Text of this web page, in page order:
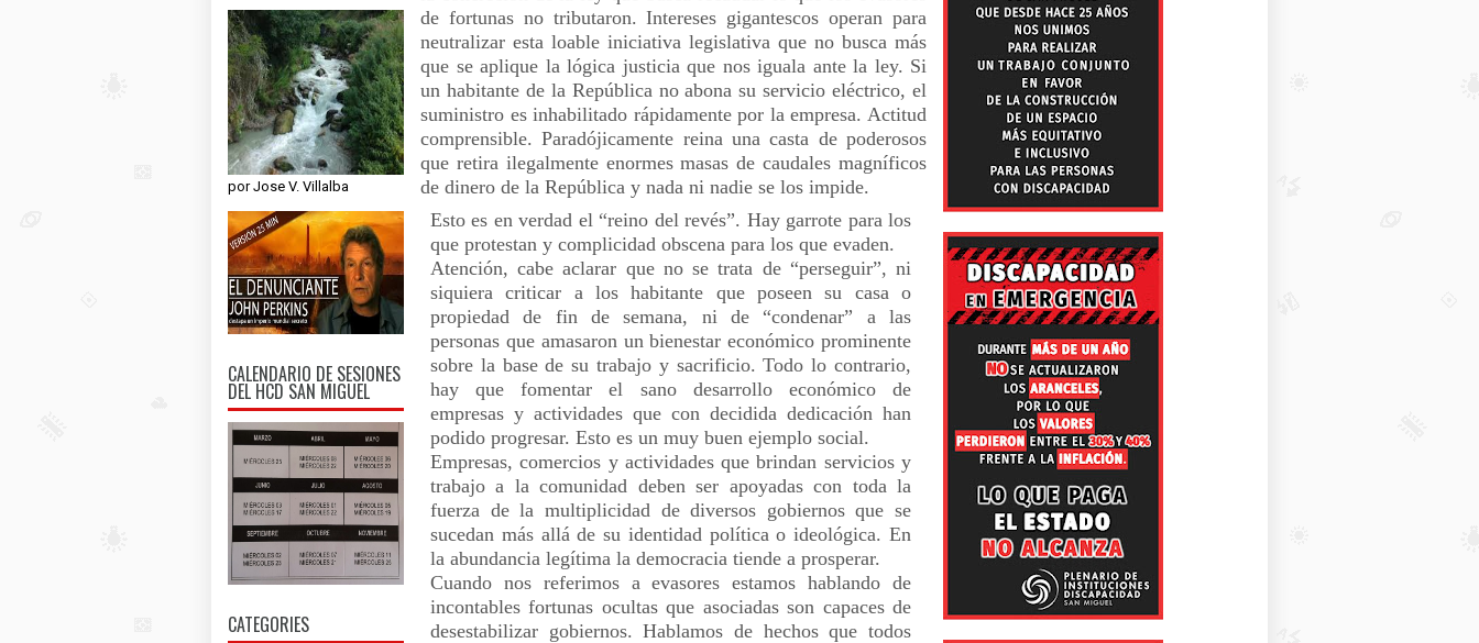
por Jose V. Villalba
CALENDARIO DE SESIONES
DEL HCD SAN MIGUEL
CATEGORIES
de fortunas no tributaron. Intereses gigantescos operan para
neutralizar esta loable iniciativa legislativa que no busca más
que se aplique la lógica justicia que nos iguala ante la ley. Si
un habitante de la República no abona su servicio eléctrico, el
suministro es inhabilitado rápidamente por la empresa. Actitud
comprensible. Paradójicamente reina una casta de poderosos
que retira ilegalmente enormes masas de caudales magníficos
de dinero de la República y nada ni nadie se los impide.
Esto es en verdad el “reino del revés”. Hay garrote para los
que protestan y complicidad obscena para los que evaden.
Atención, cabe aclarar que no se trata de “perseguir”, ni
siquiera criticar a los habitante que poseen su casa o
propiedad de fin de semana, ni de “condenar” a las
personas que amasaron un bienestar económico prominente
sobre la base de su trabajo y sacrificio. Todo lo contrario,
hay que fomentar el sano desarrollo económico de
empresas y actividades que con decidida dedicación han
podido progresar. Esto es un muy buen ejemplo social.
Empresas, comercios y actividades que brindan servicios y
trabajo a la comunidad deben ser apoyadas con toda la
fuerza de la multiplicidad de diversos gobiernos que se
sucedan más allá de su identidad política o ideológica. En
la abundancia legítima la democracia tiende a prosperar.
Cuando nos referimos a evasores estamos hablando de
incontables fortunas ocultas que asociadas son capaces de
desestabilizar gobiernos. Hablamos de hechos que todos